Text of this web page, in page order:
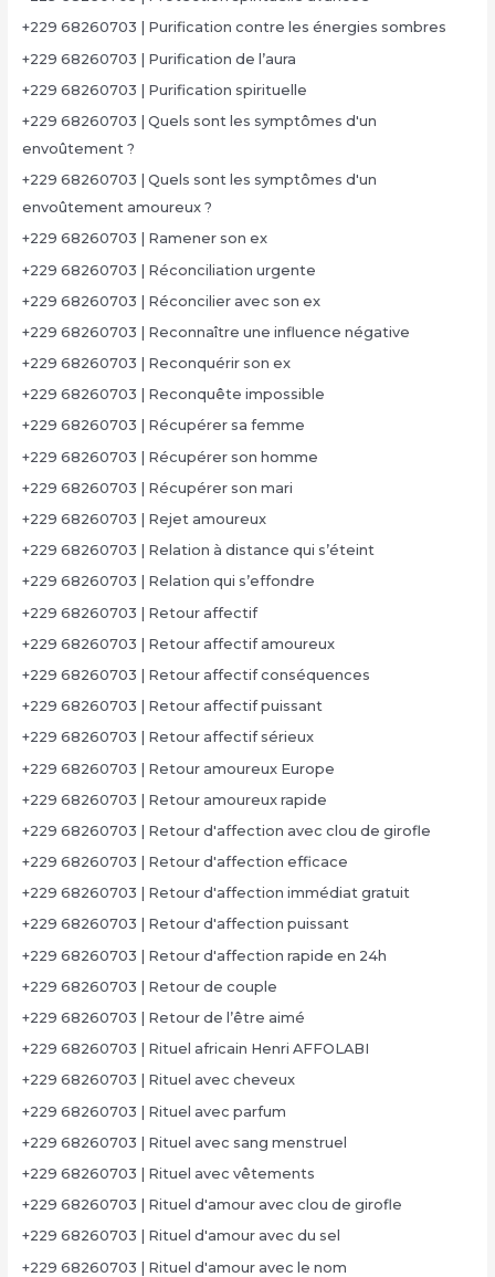
+229 68260703 | Purification contre les énergies sombres
+229 68260703 | Purification de l’aura
+229 68260703 | Purification spirituelle
+229 68260703 | Quels sont les symptômes d'un
envoûtement ?
+229 68260703 | Quels sont les symptômes d'un
envoûtement amoureux ?
+229 68260703 | Ramener son ex
+229 68260703 | Réconciliation urgente
+229 68260703 | Réconcilier avec son ex
+229 68260703 | Reconnaître une influence négative
+229 68260703 | Reconquérir son ex
+229 68260703 | Reconquête impossible
+229 68260703 | Récupérer sa femme
+229 68260703 | Récupérer son homme
+229 68260703 | Récupérer son mari
+229 68260703 | Rejet amoureux
+229 68260703 | Relation à distance qui s’éteint
+229 68260703 | Relation qui s’effondre
+229 68260703 | Retour affectif
+229 68260703 | Retour affectif amoureux
+229 68260703 | Retour affectif conséquences
+229 68260703 | Retour affectif puissant
+229 68260703 | Retour affectif sérieux
+229 68260703 | Retour amoureux Europe
+229 68260703 | Retour amoureux rapide
+229 68260703 | Retour d'affection avec clou de girofle
+229 68260703 | Retour d'affection efficace
+229 68260703 | Retour d'affection immédiat gratuit
+229 68260703 | Retour d'affection puissant
+229 68260703 | Retour d'affection rapide en 24h
+229 68260703 | Retour de couple
+229 68260703 | Retour de l’être aimé
+229 68260703 | Rituel africain Henri AFFOLABI
+229 68260703 | Rituel avec cheveux
+229 68260703 | Rituel avec parfum
+229 68260703 | Rituel avec sang menstruel
+229 68260703 | Rituel avec vêtements
+229 68260703 | Rituel d'amour avec clou de girofle
+229 68260703 | Rituel d'amour avec du sel
+229 68260703 | Rituel d'amour avec le nom